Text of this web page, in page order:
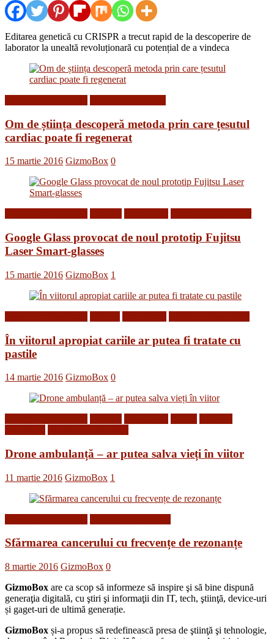
Editarea genetică cu CRISPR a trecut rapid de la descoperire de
laborator la unealtă revoluționară cu potențial de a vindeca
Om de știința descoperă metoda prin care țesutul
cardiac poate fi regenerat
15 martie 2016 GizmoBox 0
Google Glass provocat de noul prototip Fujitsu
Laser Smart-glasses
15 martie 2016 GizmoBox 1
În viitorul apropiat cariile ar putea fi tratate cu
pastile
14 martie 2016 GizmoBox 0
Drone ambulanță – ar putea salva vieți în viitor
11 martie 2016 GizmoBox 1
Sfărmarea cancerului cu frecvențe de rezonanțe
8 martie 2016 GizmoBox 0
GizmoBox are ca scop să informeze să inspire şi să bine dispună
generaţia digitală, cu ştiri şi informaţii din IT, tech, ştiinţă, device-uri
și gaget-uri de ultimă generație.
GizmoBox și-a propus să redefinească presa de ştiinţă şi tehnologie,